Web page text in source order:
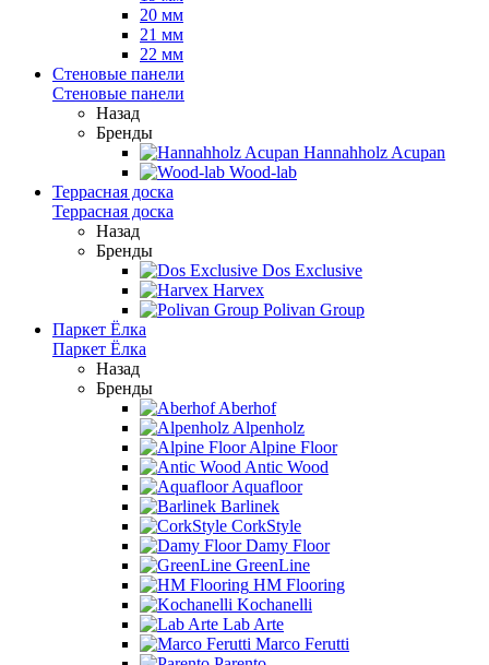
20 мм
21 мм
22 мм
Стеновые панели
Стеновые панели
Назад
Бренды
Hannahholz Acupan
Wood-lab
Террасная доска
Террасная доска
Назад
Бренды
Dos Exclusive
Harvex
Polivan Group
Паркет Ёлка
Паркет Ёлка
Назад
Бренды
Aberhof
Alpenholz
Alpine Floor
Antic Wood
Aquafloor
Barlinek
CorkStyle
Damy Floor
GreenLine
HM Flooring
Kochanelli
Lab Arte
Marco Ferutti